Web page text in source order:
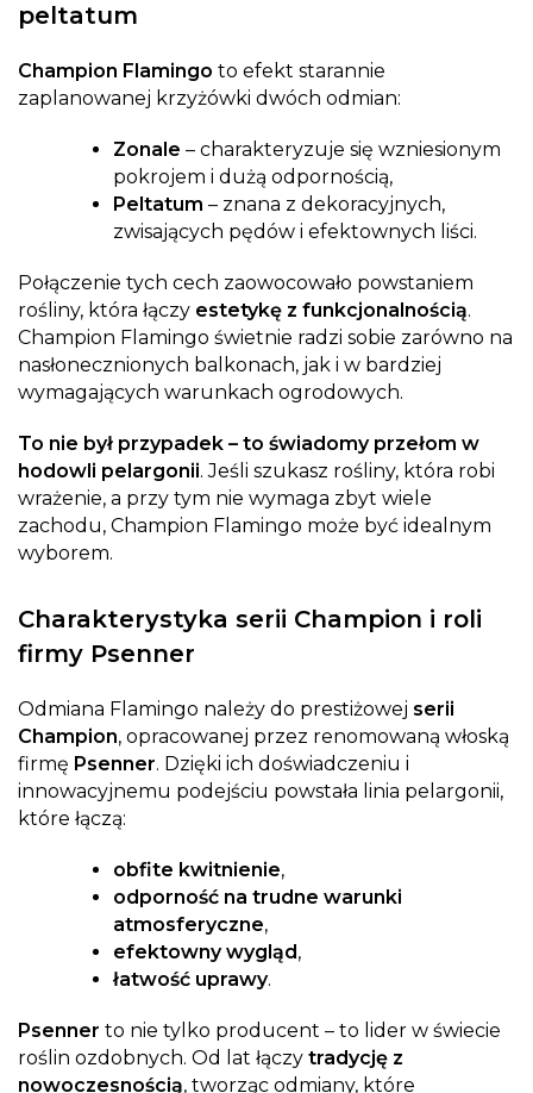
peltatum
Champion Flamingo to efekt starannie
zaplanowanej krzyżówki dwóch odmian:
Zonale – charakteryzuje się wzniesionym
pokrojem i dużą odpornością,
Peltatum – znana z dekoracyjnych,
zwisających pędów i efektownych liści.
Połączenie tych cech zaowocowało powstaniem
rośliny, która łączy estetykę z funkcjonalnością.
Champion Flamingo świetnie radzi sobie zarówno na
nasłonecznionych balkonach, jak i w bardziej
wymagających warunkach ogrodowych.
To nie był przypadek – to świadomy przełom w
hodowli pelargonii. Jeśli szukasz rośliny, która robi
wrażenie, a przy tym nie wymaga zbyt wiele
zachodu, Champion Flamingo może być idealnym
wyborem.
Charakterystyka serii Champion i roli
firmy Psenner
Odmiana Flamingo należy do prestiżowej serii
Champion, opracowanej przez renomowaną włoską
firmę Psenner. Dzięki ich doświadczeniu i
innowacyjnemu podejściu powstała linia pelargonii,
które łączą:
obfite kwitnienie,
odporność na trudne warunki
atmosferyczne,
efektowny wygląd,
łatwość uprawy.
Psenner to nie tylko producent – to lider w świecie
roślin ozdobnych. Od lat łączy tradycję z
nowoczesnością, tworząc odmiany, które